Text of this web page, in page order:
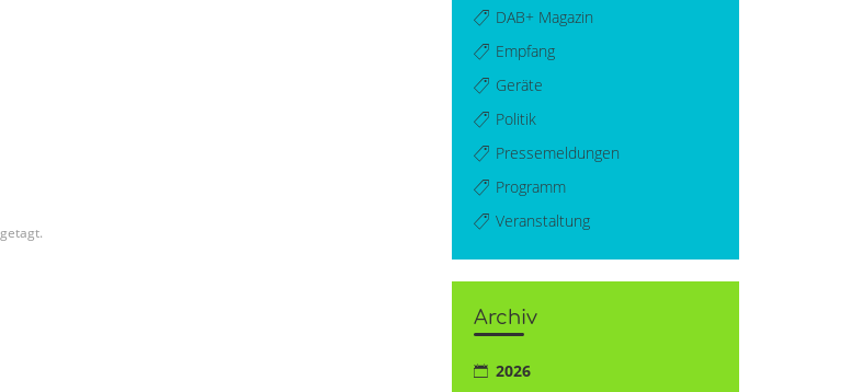
getagt.
DAB+ Magazin
Empfang
Geräte
Politik
Pressemeldungen
Programm
Veranstaltung
Archiv
2026